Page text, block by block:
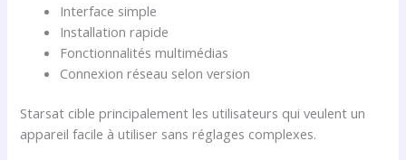
Interface simple
Installation rapide
Fonctionnalités multimédias
Connexion réseau selon version
Starsat cible principalement les utilisateurs qui veulent un
appareil facile à utiliser sans réglages complexes.